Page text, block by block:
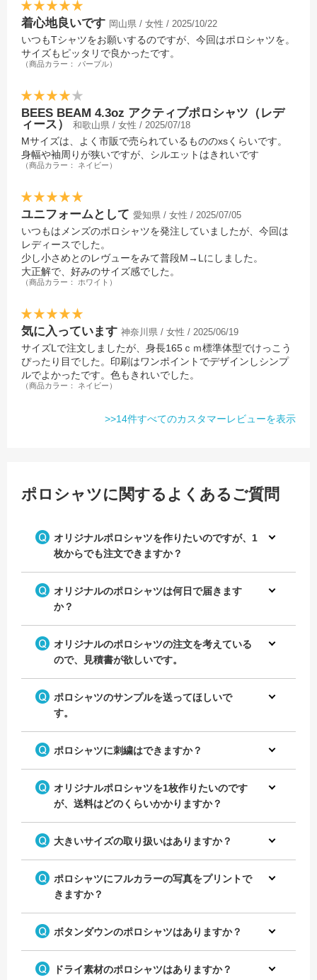
着心地良いです 岡山県 / 女性 / 2025/10/22
いつもTシャツをお願いするのですが、今回はポロシャツを。
サイズもピッタリで良かったです。
（商品カラー： パープル）
BEES BEAM 4.3oz アクティブポロシャツ（レデ
ィース）
和歌山県 / 女性 / 2025/07/18
Mサイズは、よく市販で売られているもののxsくらいです。
身幅や袖周りが狭いですが、シルエットはきれいです
（商品カラー： ネイビー）
ユニフォームとして 愛知県 / 女性 / 2025/07/05
いつもはメンズのポロシャツを発注していましたが、今回は
レディースでした。
少し小さめとのレヴューをみて普段M→Lにしました。
大正解で、好みのサイズ感でした。
（商品カラー： ホワイト）
気に入っています 神奈川県 / 女性 / 2025/06/19
サイズLで注文しましたが、身長165ｃｍ標準体型でけっこう
ぴったり目でした。印刷はワンポイントでデザインしシンプ
ルでよかったです。色もきれいでした。
（商品カラー： ネイビー）
>>14件すべてのカスタマーレビューを表示
ポロシャツに関するよくあるご質問
オリジナルポロシャツを作りたいのですが、1
枚からでも注文できますか？
オリジナルのポロシャツは何日で届きます
か？
オリジナルのポロシャツの注文を考えている
ので、見積書が欲しいです。
ポロシャツのサンプルを送ってほしいで
す。
ポロシャツに刺繍はできますか？
オリジナルポロシャツを1枚作りたいのです
が、送料はどのくらいかかりますか？
大きいサイズの取り扱いはありますか？
ポロシャツにフルカラーの写真をプリントで
きますか？
ボタンダウンのポロシャツはありますか？
ドライ素材のポロシャツはありますか？